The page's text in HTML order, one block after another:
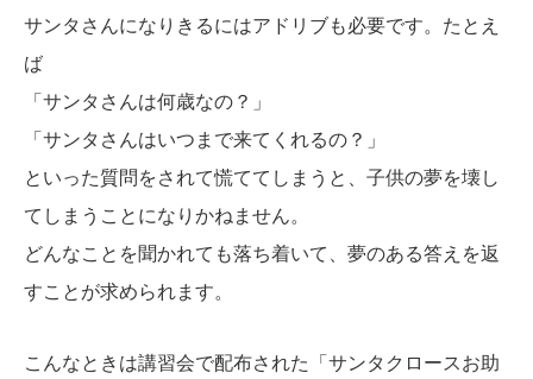
サンタさんになりきるにはアドリブも必要です。たとえ
ば
「サンタさんは何歳なの？」
「サンタさんはいつまで来てくれるの？」
といった質問をされて慌ててしまうと、子供の夢を壊し
てしまうことになりかねません。
どんなことを聞かれても落ち着いて、夢のある答えを返
すことが求められます。
こんなときは講習会で配布された「サンタクロースお助